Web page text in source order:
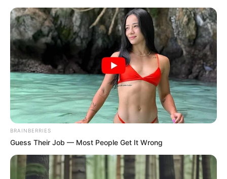
BRAINBERRIES
Guess Their Job — Most People Get It Wrong